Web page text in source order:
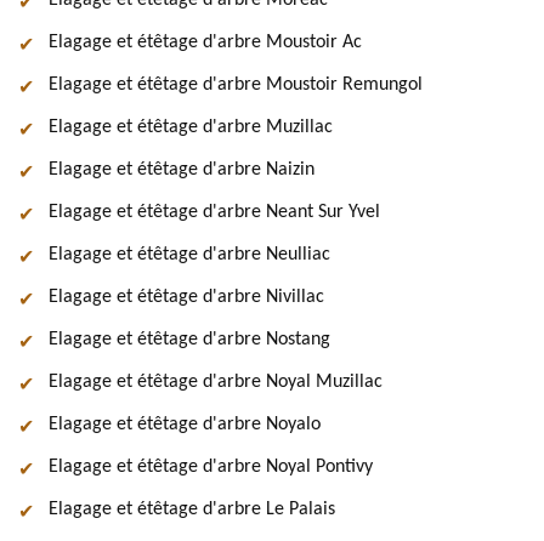
Elagage et étêtage d'arbre Moustoir Ac
Elagage et étêtage d'arbre Moustoir Remungol
Elagage et étêtage d'arbre Muzillac
Elagage et étêtage d'arbre Naizin
Elagage et étêtage d'arbre Neant Sur Yvel
Elagage et étêtage d'arbre Neulliac
Elagage et étêtage d'arbre Nivillac
Elagage et étêtage d'arbre Nostang
Elagage et étêtage d'arbre Noyal Muzillac
Elagage et étêtage d'arbre Noyalo
Elagage et étêtage d'arbre Noyal Pontivy
Elagage et étêtage d'arbre Le Palais